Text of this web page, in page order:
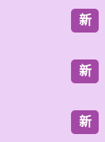
新
新
新